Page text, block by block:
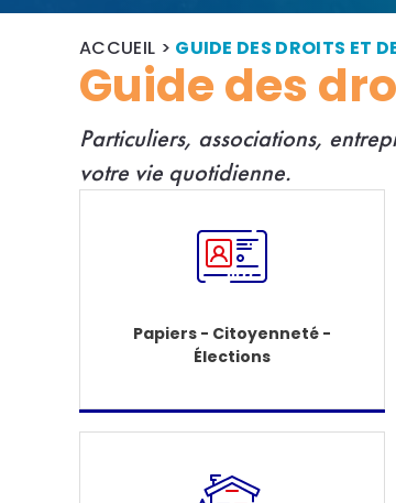
ACCUEIL > GUIDE DES DROITS ET
Guide des
Particuliers, associations,
votre vie quotidienne.
Papiers - Citoyenneté -
Élections